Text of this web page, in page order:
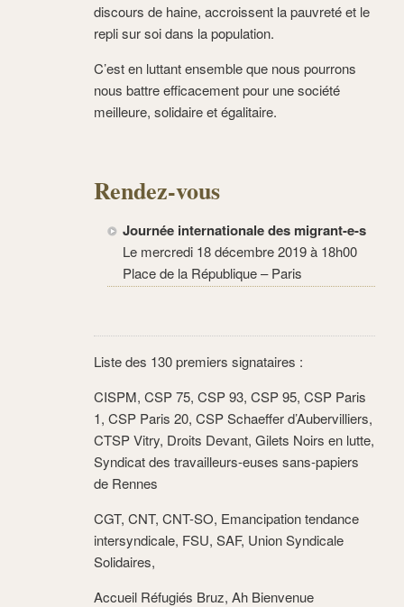
discours de haine, accroissent la pauvreté et le
repli sur soi dans la population.
C’est en luttant ensemble que nous pourrons
nous battre efficacement pour une société
meilleure, solidaire et égalitaire.
Rendez-vous
Journée internationale des migrant-e-s
Le mercredi 18 décembre 2019 à 18h00
Place de la République – Paris
Liste des 130 premiers signataires :
CISPM, CSP 75, CSP 93, CSP 95, CSP Paris
1, CSP Paris 20, CSP Schaeffer d’Aubervilliers,
CTSP Vitry, Droits Devant, Gilets Noirs en lutte,
Syndicat des travailleurs-euses sans-papiers
de Rennes
CGT, CNT, CNT-SO, Emancipation tendance
intersyndicale, FSU, SAF, Union Syndicale
Solidaires,
Accueil Réfugiés Bruz, Ah Bienvenue